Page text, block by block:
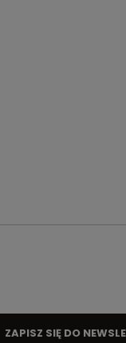
ZAPISZ SIĘ DO